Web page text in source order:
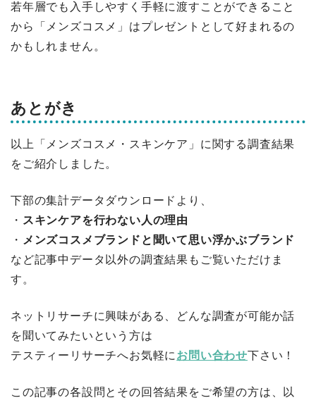
若年層でも入手しやすく手軽に渡すことができること
から「メンズコスメ」はプレゼントとして好まれるの
かもしれません。
あとがき
以上「メンズコスメ・スキンケア」に関する調査結果
をご紹介しました。
下部の集計データダウンロードより、
・ スキンケアを行わない人の理由
・ メンズコスメブランドと聞いて思い浮かぶブランド
など記事中データ以外の調査結果もご覧いただけま
す。
ネットリサーチに興味がある、どんな調査が可能か話
を聞いてみたいという方は
テスティーリサーチへお気軽に お問い合わせ下さい！
この記事の各設問とその回答結果をご希望の方は、以